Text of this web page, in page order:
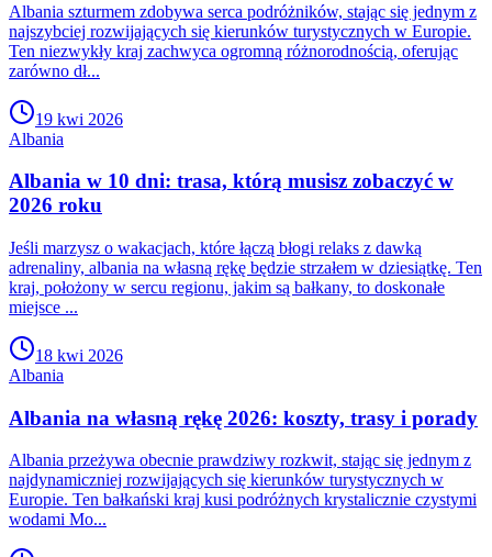
Albania szturmem zdobywa serca podróżników, stając się jednym z
najszybciej rozwijających się kierunków turystycznych w Europie.
Ten niezwykły kraj zachwyca ogromną różnorodnością, oferując
zarówno dł...
19 kwi 2026
Albania
Albania w 10 dni: trasa, którą musisz zobaczyć w
2026 roku
Jeśli marzysz o wakacjach, które łączą błogi relaks z dawką
adrenaliny, albania na własną rękę będzie strzałem w dziesiątkę. Ten
kraj, położony w sercu regionu, jakim są bałkany, to doskonałe
miejsce ...
18 kwi 2026
Albania
Albania na własną rękę 2026: koszty, trasy i porady
Albania przeżywa obecnie prawdziwy rozkwit, stając się jednym z
najdynamiczniej rozwijających się kierunków turystycznych w
Europie. Ten bałkański kraj kusi podróżnych krystalicznie czystymi
wodami Mo...